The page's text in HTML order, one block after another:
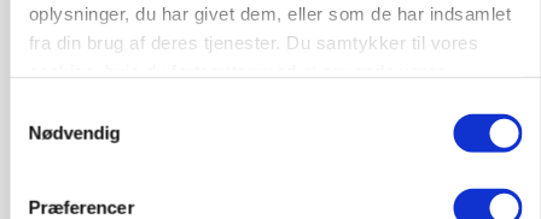
oplysninger, du har givet dem, eller som de har indsamlet
fra din brug af deres tjenester. Du samtykker til vores
Nødvendig
Præferencer
POLITIK
Folketinget behandler ny gødskningslov: Sådan
kan den ændre din bedrift fra 2027